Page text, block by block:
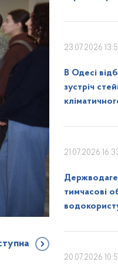
23.07.2026
В Одесі
зустріч
21.07.2026
тимчасові
20.07.2026